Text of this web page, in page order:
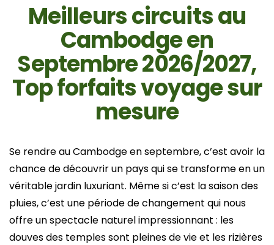
Meilleurs circuits au
Cambodge en
Septembre 2026/2027,
Top forfaits voyage sur
mesure
Se rendre au Cambodge en septembre, c’est avoir la
chance de découvrir un pays qui se transforme en un
véritable jardin luxuriant. Même si c’est la saison des
pluies, c’est une période de changement qui nous
offre un spectacle naturel impressionnant : les
douves des temples sont pleines de vie et les rizières